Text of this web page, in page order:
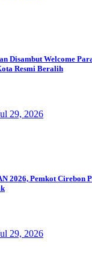
Disambut Welcome
Resmi Beralih
29, 2026
2026, Pemkot Cirebon
29, 2026